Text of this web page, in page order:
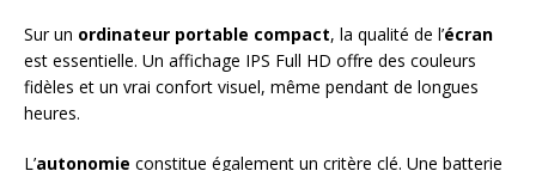
Sur un ordinateur portable compact, la qualité de l’écran
est essentielle. Un affichage IPS Full HD offre des couleurs
fidèles et un vrai confort visuel, même pendant de longues
heures.
L’autonomie constitue également un critère clé. Une batterie